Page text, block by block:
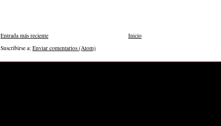
Entrada más reciente
Inicio
Suscribirse a: Enviar comentarios (Atom)